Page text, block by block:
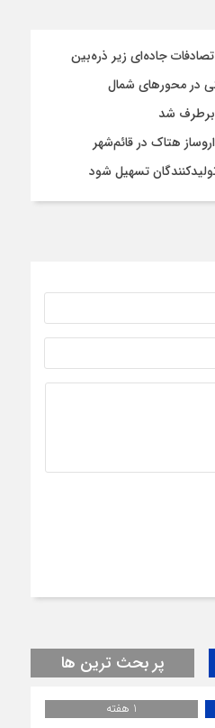
جاده‌ای زیر ذره‌بین
در محورهای شمال
برطرف شد
هتاک در قائم‌شهر
تسهیل شود
پر بحث ترین ها
1 هفته